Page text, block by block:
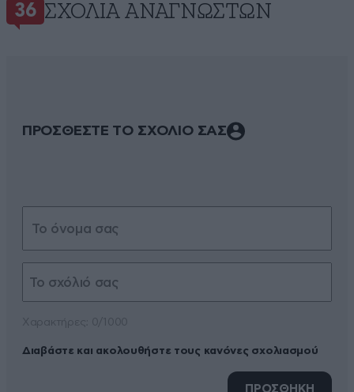
36 ΣΧΌΛΙΑ ΑΝΑΓΝΩΣΤΏΝ
ΠΡΟΣΘΕΣΤΕ ΤΟ ΣΧΟΛΙΟ ΣΑΣ
Διαβάστε και ακολουθήστε τους κανόνες σχολιασμού
ΠΡΟΣΘΗΚΗ